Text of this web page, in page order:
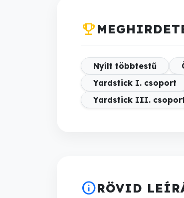
emoji_events
Nyílt többtestű
Yardstick I. csoport
Yardstick III.
infoRÖVID